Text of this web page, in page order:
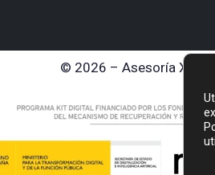
© 2026 – Asesoría Xesta